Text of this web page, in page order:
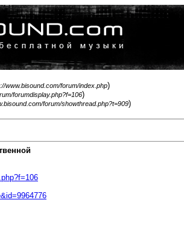
www.bisound.com/forum/index.php)
forumdisplay.php?f=106)
forum/showthread.php?t=909)